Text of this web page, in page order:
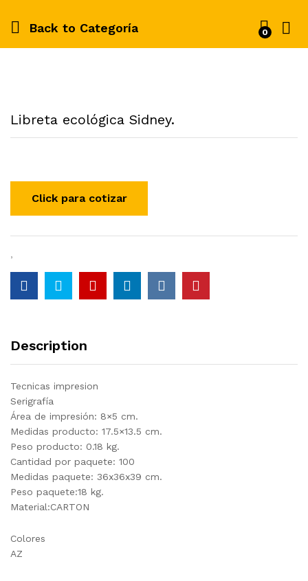
Back to Categoría 0
Libreta ecológica Sidney.
,
Description
Tecnicas impresion
Serigrafía
Área de impresión: 8×5 cm.
Medidas producto: 17.5×13.5 cm.
Peso producto: 0.18 kg.
Cantidad por paquete: 100
Medidas paquete: 36x36x39 cm.
Peso paquete:18 kg.
Material:CARTON
Colores
AZ